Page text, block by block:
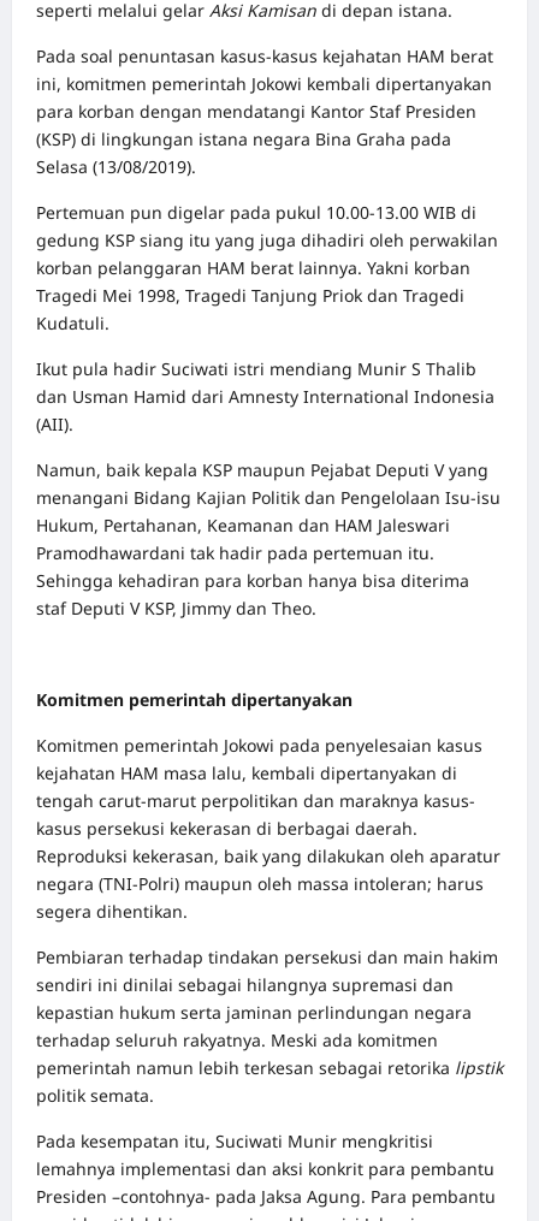
seperti melalui gelar Aksi Kamisan di depan istana.
Pada soal penuntasan kasus-kasus kejahatan HAM berat
ini, komitmen pemerintah Jokowi kembali dipertanyakan
para korban dengan mendatangi Kantor Staf Presiden
(KSP) di lingkungan istana negara Bina Graha pada
Selasa (13/08/2019).
Pertemuan pun digelar pada pukul 10.00-13.00 WIB di
gedung KSP siang itu yang juga dihadiri oleh perwakilan
korban pelanggaran HAM berat lainnya. Yakni korban
Tragedi Mei 1998, Tragedi Tanjung Priok dan Tragedi
Kudatuli.
Ikut pula hadir Suciwati istri mendiang Munir S Thalib
dan Usman Hamid dari Amnesty International Indonesia
(AII).
Namun, baik kepala KSP maupun Pejabat Deputi Vyang
menangani Bidang Kajian Politik dan Pengelolaan Isu-isu
Hukum, Pertahanan, Keamanan dan HAM Jaleswari
Pramodhawardani tak hadir pada pertemuan itu.
Sehingga kehadiran para korban hanya bisa diterima
staf Deputi V KSP, Jimmy dan Theo.
Komitmen pemerintah dipertanyakan
Komitmen pemerintah Jokowi pada penyelesaian kasus
kejahatan HAM masa lalu, kembali dipertanyakan di
tengah carut-marut perpolitikan dan maraknya kasus-
kasus persekusi kekerasan di berbagai daerah.
Reproduksi kekerasan, baik yang dilakukan oleh aparatur
negara (TNI-Polri) maupun oleh massa intoleran; harus
segera dihentikan.
Pembiaran terhadap tindakan persekusi dan main hakim
sendiri ini dinilai sebagai hilangnya supremasi dan
kepastian hukum serta jaminan perlindungan negara
terhadap seluruh rakyatnya. Meski ada komitmen
pemerintah namun lebih terkesan sebagai retorika lipstik
politik semata.
Pada kesempatan itu, Suciwati Munir mengkritisi
lemahnya implementasi dan aksi konkrit para pembantu
Presiden –contohnya- pada Jaksa Agung. Para pembantu